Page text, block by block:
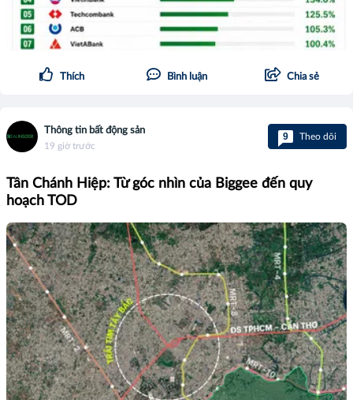
Thích Bình luận Chia sẻ
Thông tin bất động sản
19 giờ trước
9 Theo dõi
Tân Chánh Hiệp: Từ góc nhìn của Biggee đến quy
hoạch TOD